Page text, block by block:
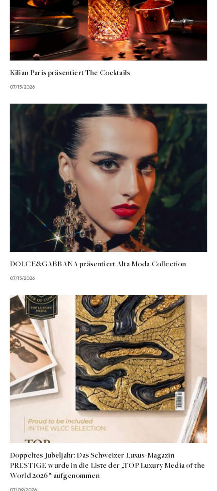
Kilian Paris präsentiert The Cocktails
07/15/2026
DOLCE&GABBANA präsentiert Alta Moda Collection
07/15/2026
Doppeltes Jubeljahr: Das Schweizer Luxus-Magazin
PRESTIGE wurde in die Liste der „TOP Luxury Media of the
World 2026“ aufgenommen